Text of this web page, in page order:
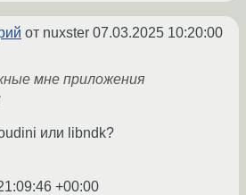
от nuxster 07.03.2025 10:20:00
мне приложения
или libndk?
+00:00